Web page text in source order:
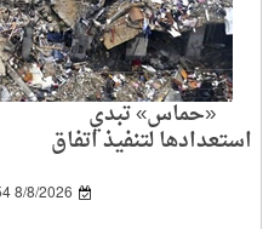
«حماس» تبدي
استعدادها لتنفيذ اتفاق
بإلزام إسرائيل بالمرحلة8/8/2026 9:22:54 PM